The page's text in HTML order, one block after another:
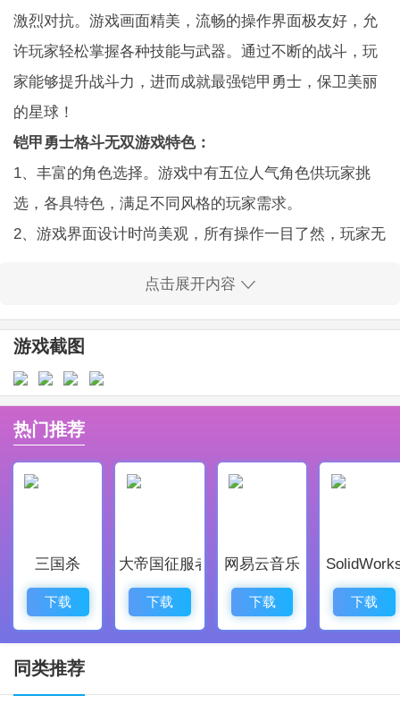
激烈对抗。游戏画面精美，流畅的操作界面极友好，允
许玩家轻松掌握各种技能与武器。通过不断的战斗，玩
家能够提升战斗力，进而成就最强铠甲勇士，保卫美丽
的星球！
铠甲勇士格斗无双游戏特色：
1、丰富的角色选择。游戏中有五位人气角色供玩家挑
选，各具特色，满足不同风格的玩家需求。
2、游戏界面设计时尚美观，所有操作一目了然，玩家无
3、创新玩法结合连击系统，充分激发玩家的操作潜力，
无乐趣，带来爽快的战斗体验。
4、所有内容均为免费开放，玩家可以尽情享受游戏乐
趣，实现真正的白嫖体验。
5、游戏氛围紧张激烈，玩家能够在各个关卡中感受到心
跳加速的快感，沉浸在刺激的战斗中。
6、支持多种操控方式，玩家可以根据个人喜好选择不同
1、丰富的游戏信息与功能，通过游戏内教程帮助玩家快
速上手，并享受到各类技能与道具的魅力。
2、玩家在挑战关卡时，可以不断收集资源与经验，为以
后的战斗做好充分准备，为不断提升战斗力提供支持。
点击展开内容
游戏截图
热门推荐
三国杀
下载
大帝国征服者
下载
网易云音乐
下载 下载
同类推荐